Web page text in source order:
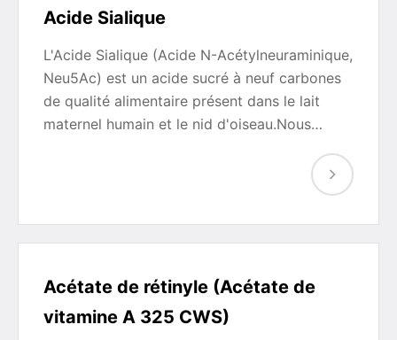
Acide Sialique
L'Acide Sialique (Acide N-Acétylneuraminique,
Neu5Ac) est un acide sucré à neuf carbones
de qualité alimentaire présent dans le lait
maternel humain et le nid d'oiseau.Nous…
Acétate de rétinyle (Acétate de
vitamine A 325 CWS)